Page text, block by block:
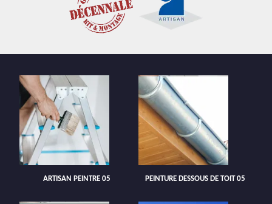
ARTISAN PEINTRE 05 PEINTURE DESSOUS DE TOIT 05